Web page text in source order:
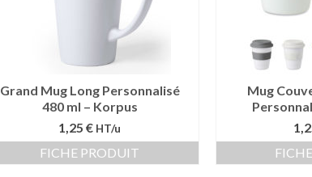
Grand Mug Long Personnalisé
480 ml – Korpus
1,25 € HT/u
FICHE PRODUIT
Mug